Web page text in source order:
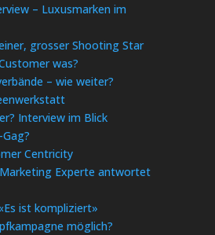
– Luxusmarken im
grosser Shooting Star
was?
– wie weiter?
Interview im Blick
Centricity
Experte antwortet
ist kompliziert»
möglich?